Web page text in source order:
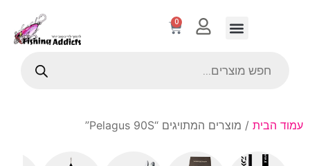
0
עמוד הבית / מוצרים המתויגים “Pelagus 90S”